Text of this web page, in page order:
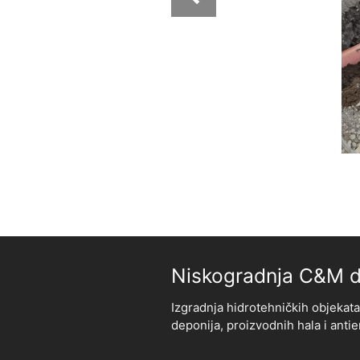
Niskogradnja C&M
Izgradnja hidrotehničkih
deponija, proizvodnih hala i